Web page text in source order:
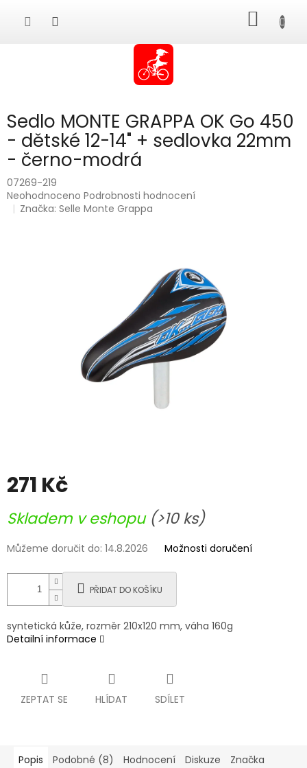
KOŠÍK
Sedlo MONTE GRAPPA OK Go 450
- dětské 12-14" + sedlovka 22mm
- černo-modrá
07269-219
Průměrné
hodnocení
Neohodnoceno Podrobnosti hodnocení
Značka:Selle Monte Grappa
271 Kč
cena:
Skladem v eshopu (>10 ks)
Můžeme doručit do: 14.8.2026 Možnosti doručení
PŘIDAT DO KOŠÍKU
syntetická kůže, rozměr 210x120 mm, váha 160g
Detailní informace
ZEPTAT SE HLÍDAT SDÍLET
Popis Podobné (8) Hodnocení Diskuze Značka